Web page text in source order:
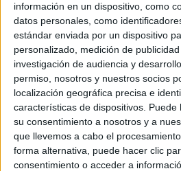
información en un dispositivo, como
datos personales, como
estándar enviada por un dispositivo
personalizado, medición de publicidad
investigación de audiencia y
permiso, nosotros y nuestros socios
localización geográfica precisa e
características de dispositivos.
su consentimiento a nosotros y a
que llevemos a cabo el
forma alternativa, puede hacer clic
consentimiento o acceder a
de julio
GALERÍA DE IMÁGENES